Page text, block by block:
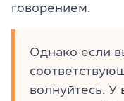
говорением.
Однако если
волнуйтесь. У